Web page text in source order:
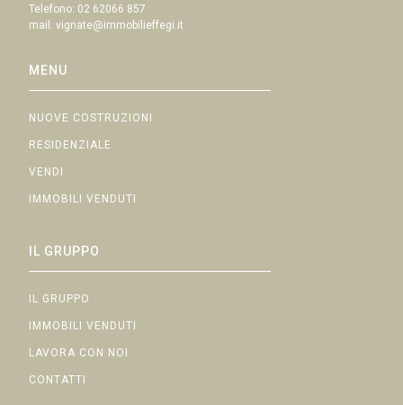
Telefono: 02 62066 857
mail:vignate@immobilieffegi.it
MENU
NUOVE COSTRUZIONI
RESIDENZIALE
VENDI
IMMOBILI VENDUTI
IL GRUPPO
IL GRUPPO
IMMOBILI VENDUTI
LAVORA CON NOI
CONTATTI